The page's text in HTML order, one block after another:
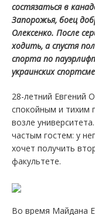
состязаться в
Запорожья, боец
Олексенко. После
ходить, а спустя
спорта по
украинских
28-летний Евгений
спокойным и тихим
возле
частым гостем: у
хочет получить
факультете.
Во время Майдана